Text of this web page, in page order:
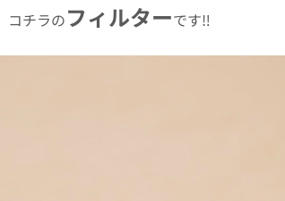
コチラのフィルターです‼︎